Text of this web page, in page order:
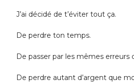
J’ai décidé de t’éviter tout ça.
De perdre ton temps.
De passer par les mêmes erreurs
De perdre autant d’argent que